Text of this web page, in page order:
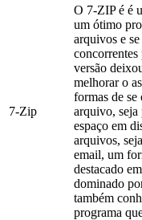
7-Zip
O 7-ZIP é é
um ótimo
arquivos e
concorrentes
versão
melhorar o
formas de
arquivo, seja
espaço em
arquivos,
email, um
destacado
dominado
também
programa